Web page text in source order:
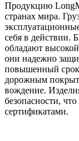
Продукцию
странах мира.
себя в действии.
обладают
они надежно
повышенный срок
дорожным
вождение.
безопасности,
сертификатами.